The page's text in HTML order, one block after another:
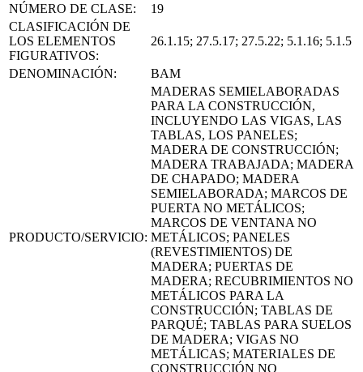
NÚMERO DE CLASE:
19
CLASIFICACIÓN DE
LOS ELEMENTOS
FIGURATIVOS:
26.1.15; 27.5.17; 27.5.22; 5.1.16; 5.1.5
DENOMINACIÓN: BAM
PRODUCTO/SERVICIO:
MADERAS SEMIELABORADAS
PARA LA CONSTRUCCIÓN,
INCLUYENDO LAS VIGAS, LAS
TABLAS, LOS PANELES;
MADERA DE CONSTRUCCIÓN;
MADERA TRABAJADA; MADERA
DE CHAPADO; MADERA
SEMIELABORADA; MARCOS DE
PUERTA NO METÁLICOS;
MARCOS DE VENTANA NO
METÁLICOS; PANELES
(REVESTIMIENTOS) DE
MADERA; PUERTAS DE
MADERA; RECUBRIMIENTOS NO
METÁLICOS PARA LA
CONSTRUCCIÓN; TABLAS DE
PARQUÉ; TABLAS PARA SUELOS
DE MADERA; VIGAS NO
METÁLICAS; MATERIALES DE
CONSTRUCCIÓN NO